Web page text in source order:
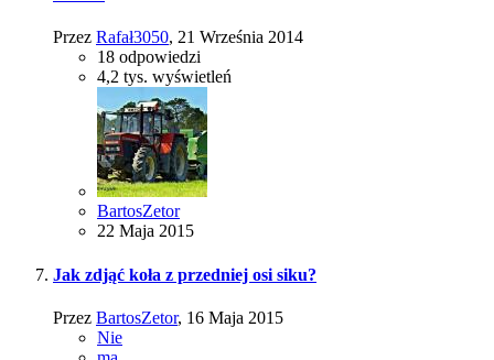
Przez Rafał3050, 21 Września 2014
18 odpowiedzi
4,2 tys. wyświetleń
BartosZetor
22 Maja 2015
Jak zdjąć koła z przedniej osi siku?
Przez BartosZetor, 16 Maja 2015
Nie